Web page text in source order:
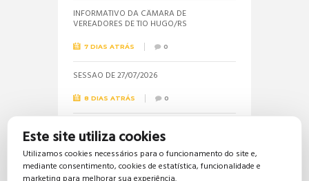
INFORMATIVO DA CÂMARA DE
VEREADORES DE TIO HUGO/RS
7 DIAS ATRÁS 0
SESSÃO DE 27/07/2026
8 DIAS ATRÁS 0
concurso público são solicitadas pela
vereadora Jéssica
16 DIAS ATRÁS 0
Este site utiliza cookies
Utilizamos cookies necessários para o funcionamento do site e,
mediante consentimento, cookies de estatística, funcionalidade e